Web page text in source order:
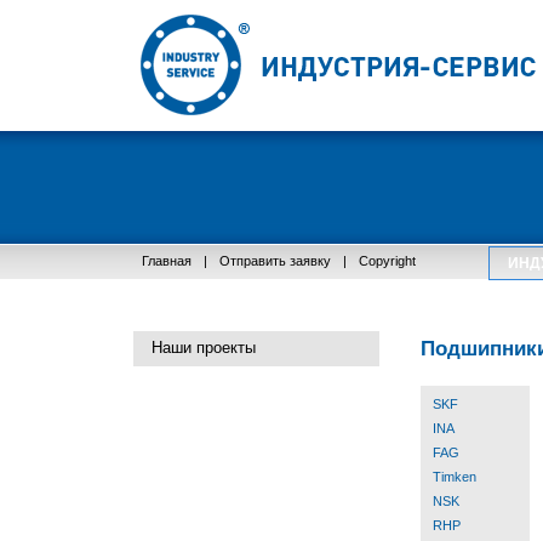
Главная | Отправить заявку | Copyright
Наши проекты
SKF
INA
FAG
Timken
NSK
RHP